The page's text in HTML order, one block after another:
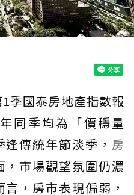
季國泰房地產指數報
同季均為「價穩量
傳統年節淡季， 房
，市場觀望氛圍仍濃
，房市表現偏弱，